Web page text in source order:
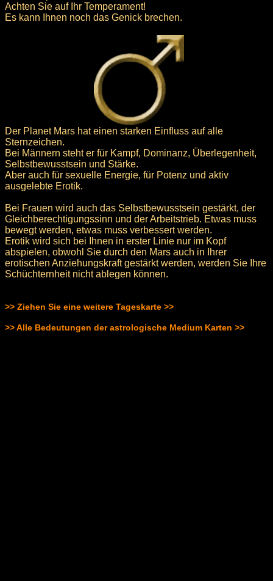
Achten Sie auf Ihr Temperament!
Es kann Ihnen noch das Genick brechen.
Der Planet Mars hat einen starken Einfluss auf alle
Sternzeichen.
Bei Männern steht er für Kampf, Dominanz, Überlegenheit,
Selbstbewusstsein und Stärke.
Aber auch für sexuelle Energie, für Potenz und aktiv
ausgelebte Erotik.
Bei Frauen wird auch das Selbstbewusstsein gestärkt, der
Gleichberechtigungssinn und der Arbeitstrieb. Etwas muss
bewegt werden, etwas muss verbessert werden.
Erotik wird sich bei Ihnen in erster Linie nur im Kopf
abspielen, obwohl Sie durch den Mars auch in Ihrer
erotischen Anziehungskraft gestärkt werden, werden Sie Ihre
Schüchternheit nicht ablegen können.
>> Ziehen Sie eine weitere Tageskarte >>
>> Alle Bedeutungen der astrologische Medium Karten >>